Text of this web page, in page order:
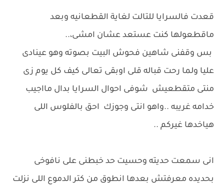
قعدت فالسرايا للتالت لغاية القطعانيه وبعد
ماقطعولها كنت عستعد عشان امشى،..
بس وقفنى شاهين فحوش البيت بصوته وهو عينادى
عليا ولما رحت قباله قلى اوبقى تعالى كيف كل يوم زى
منتى متقطعيش شوفى احوال السرايا بدال مااجيب
خدامه غريبه ..واهو انتى وجوزك احق بالفلوس اللى
هياخدها غيركم ..
انى سمعت حديته وحسيت حد خبطنى على نافوخى
بحديده معرفتش بعدها انطوق من كتر الدموع اللى نزلت